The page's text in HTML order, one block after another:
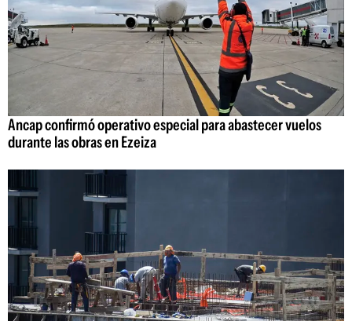
Ancap confirmó operativo especial para abastecer vuelos
durante las obras en Ezeiza